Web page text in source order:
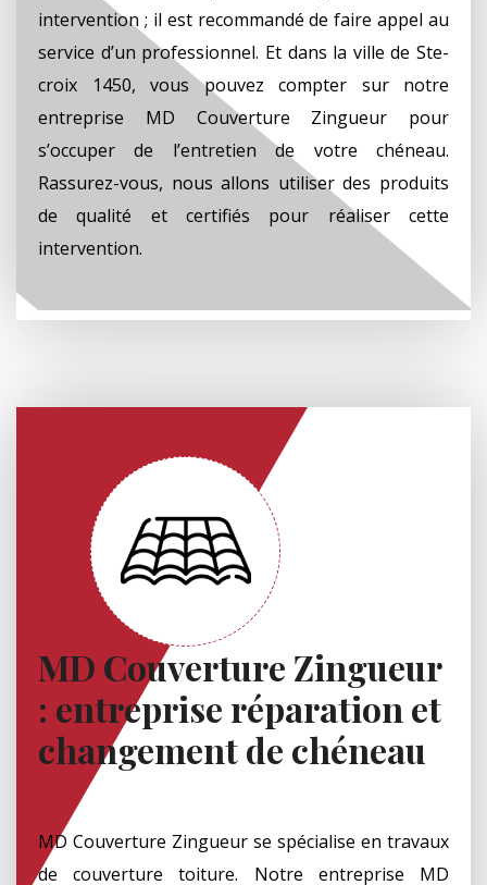
intervention ; il est recommandé de faire appel au
service d’un professionnel. Et dans la ville de Ste-
croix 1450, vous pouvez compter sur notre
entreprise MD Couverture Zingueur pour
s’occuper de l’entretien de votre chéneau.
Rassurez-vous, nous allons utiliser des produits
de qualité et certifiés pour réaliser cette
intervention.
MD Couverture Zingueur
: entreprise réparation et
changement de chéneau
MD Couverture Zingueur se spécialise en travaux
de couverture toiture. Notre entreprise MD